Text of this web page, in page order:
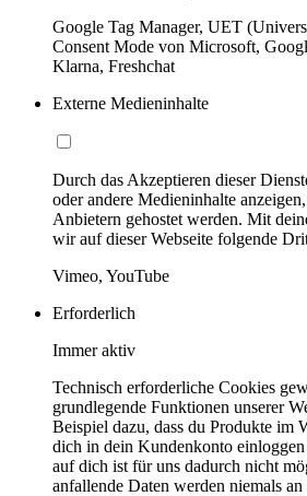
Google Tag Manager, UET
Consent Mode von Microsoft,
Klarna, Freshchat
Externe Medieninhalte
Durch das Akzeptieren dieser
oder andere Medieninhalte
Anbietern gehostet werden. Mit
wir auf dieser Webseite folgende
Vimeo, YouTube
Erforderlich
Immer aktiv
Technisch erforderliche Cookies
grundlegende Funktionen unserer
Beispiel dazu, dass du Produkte im
dich in dein Kundenkonto
auf dich ist für uns dadurch nicht
anfallende Daten werden niemals